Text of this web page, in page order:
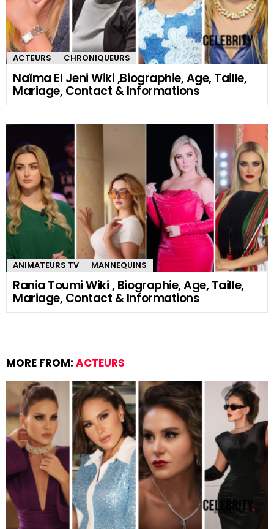
ACTEURS CHRONIQUEURS
Naïma El Jeni Wiki ,Biographie, Age, Taille,
Mariage, Contact & Informations
ANIMATEURS TV MANNEQUINS
Rania Toumi Wiki , Biographie, Age, Taille,
Mariage, Contact & Informations
MORE FROM: ACTEURS